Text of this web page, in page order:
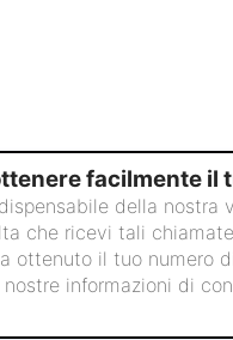
facilmente il
della
che ricevi tali
ottenuto il tuo
informazioni di